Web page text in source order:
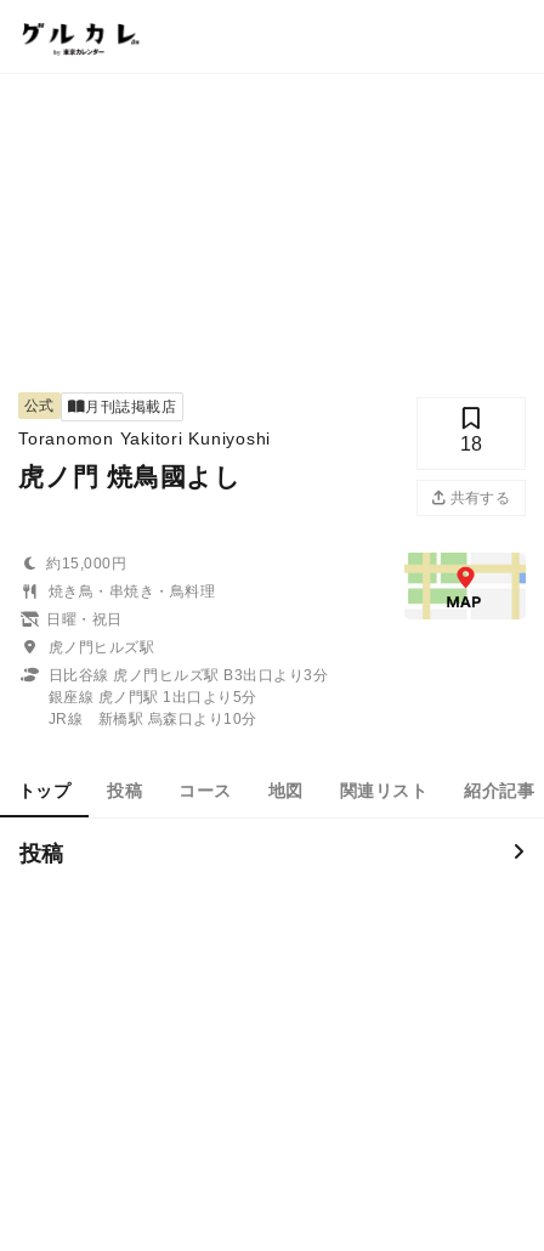
公式 月刊誌掲載店
Toranomon Yakitori Kuniyoshi
虎ノ門 焼鳥國よし
18
共有する
約15,000円
焼き鳥・串焼き・鳥料理
日曜・祝日
虎ノ門ヒルズ駅
日比谷線 虎ノ門ヒルズ駅 B3出口より3分
銀座線 虎ノ門駅 1出口より5分
JR線 新橋駅 烏森口より10分
トップ 投稿 コース 地図 関連リスト 紹介記事
投稿